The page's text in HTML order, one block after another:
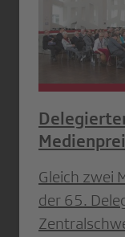
Gleich zwei
der 65.